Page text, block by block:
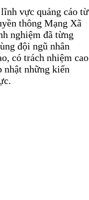
vực quảng cáo từ
thông Mạng Xã
nghiệm đã từng
đội ngũ nhân
có trách nhiệm cao
nhật những kiến